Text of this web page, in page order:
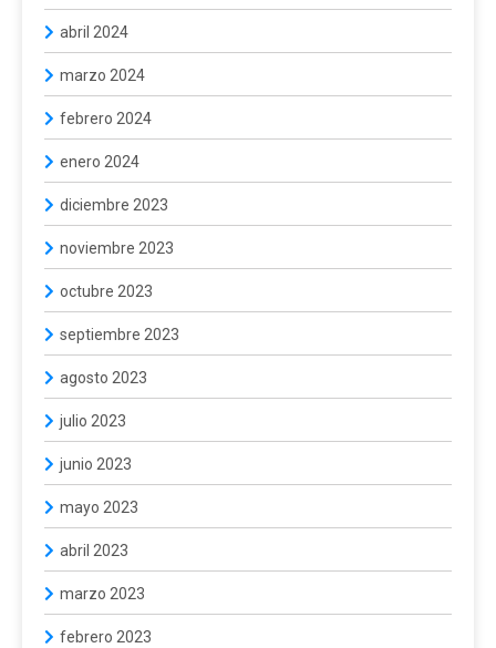
abril 2024
marzo 2024
febrero 2024
enero 2024
diciembre 2023
noviembre 2023
octubre 2023
septiembre 2023
agosto 2023
julio 2023
junio 2023
mayo 2023
abril 2023
marzo 2023
febrero 2023